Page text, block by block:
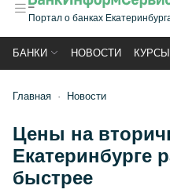
Портал о банках
БАНКИ НОВОСТИ
Главная Новости
Цены на
Екатеринбурге
быстрее